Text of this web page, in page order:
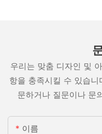
우리는 맞춤 디자인 및
항을 충족시킬 수 있습
문하거나 질문이나 문
이름